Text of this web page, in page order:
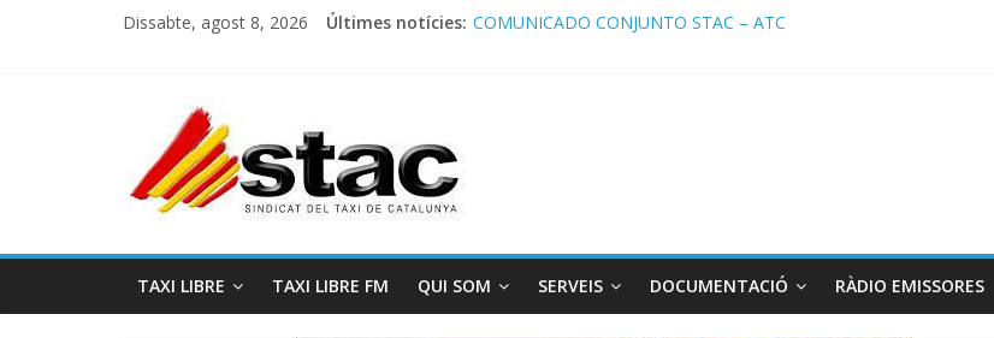
Dissabte, agost 8, 2026 Últimes notícies: COMUNICADO CONJUNTO STAC – ATC
TAXI LIBRE TAXI LIBRE FM QUI SOM SERVEIS DOCUMENTACIÓ RÀDIO EMISSORES